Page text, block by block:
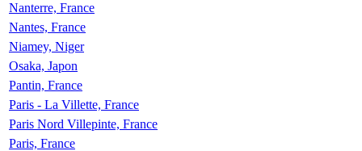
Nanterre, France
Nantes, France
Niamey, Niger
Osaka, Japon
Pantin, France
Paris - La Villette, France
Paris Nord Villepinte, France
Paris, France